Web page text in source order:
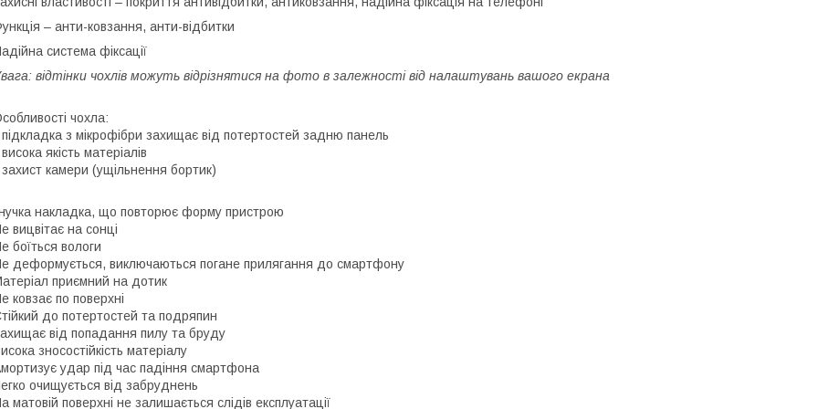
– анти-ковзання, анти-відбитки
система фіксації
відтінки чохлів можуть відрізнятися на фото в залежності від налаштувань вашого екрана
чохла:
підкладка з мікрофібри захищає від потертостей задню панель
висока якість матеріалів
захист камери (ущільнення бортик)
накладка, що повторює форму пристрою
вицвітає на сонці
боїться вологи
деформується, виключаються погане прилягання до смартфону
приємний на дотик
ковзає по поверхні
до потертостей та подряпин
від попадання пилу та бруду
зносостійкість матеріалу
удар під час падіння смартфона
очищується від забруднень
матовій поверхні не залишається слідів експлуатації